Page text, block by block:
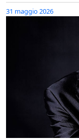
31 maggio 2026